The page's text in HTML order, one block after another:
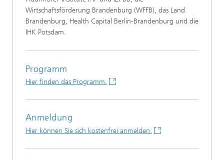
Wirtschaftsförderung Brandenburg (WFFB), das Land
Brandenburg, Health Capital Berlin-Brandenburg und die
IHK Potsdam.
Programm
Hier finden das Programm.
Anmeldung
Hier können Sie sich kostenfrei anmelden.